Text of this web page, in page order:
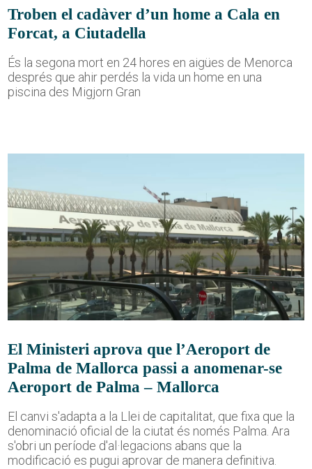
Troben el cadàver d’un home a Cala en
Forcat, a Ciutadella
És la segona mort en 24 hores en aigües de Menorca
després que ahir perdés la vida un home en una
piscina des Migjorn Gran
El Ministeri aprova que l’Aeroport de
Palma de Mallorca passi a anomenar-se
Aeroport de Palma – Mallorca
El canvi s'adapta a la Llei de capitalitat, que fixa que la
denominació oficial de la ciutat és només Palma. Ara
s'obri un període d'al·legacions abans que la
modificació es pugui aprovar de manera definitiva.